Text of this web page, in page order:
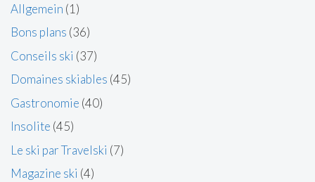
Allgemein (1)
Bons plans (36)
Conseils ski (37)
Domaines skiables (45)
Gastronomie (40)
Insolite (45)
Le ski par Travelski (7)
Magazine ski (4)